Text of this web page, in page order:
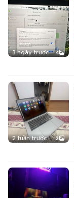
3 ngày trước 4
2 tuần trước 2